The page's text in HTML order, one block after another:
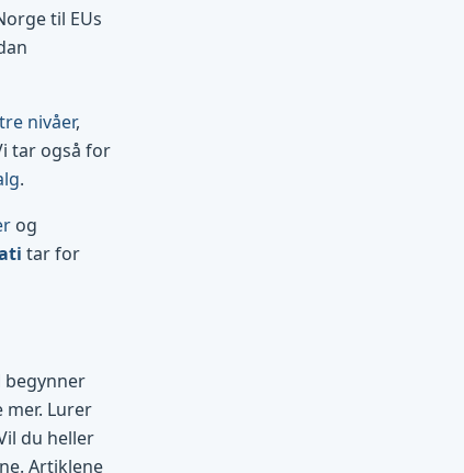
til EUs
nivåer,
tar også for
.
og
tar for
begynner
Lurer
du heller
Artiklene